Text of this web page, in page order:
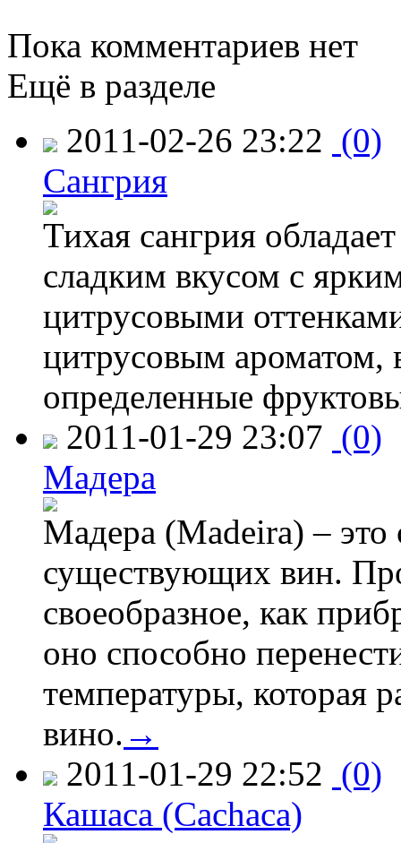
Пока комментариев нет
Ещё в разделе
2011-02-26 23:22 (0)
Сангрия
Тихая сангрия
сладким вкусом с
цитрусовыми
цитрусовым ароматом,
определенные
2011-01-29 23:07 (0)
Мадера
Мадера (Madeira) – это
существующих вин.
своеобразное, как
оно способно
температуры, которая
вино. →
2011-01-29 22:52 (0)
Кашаса (Cachaca)